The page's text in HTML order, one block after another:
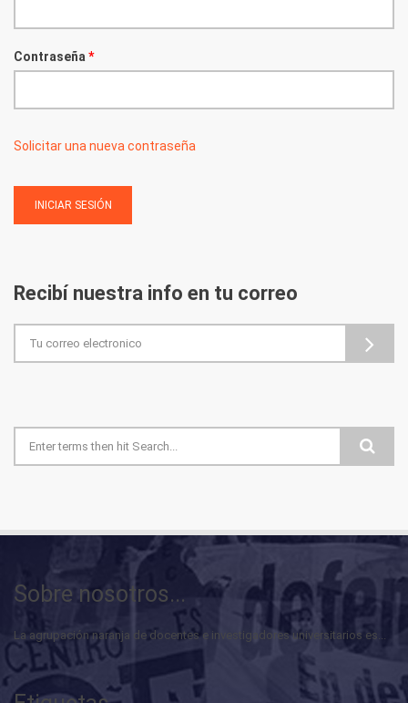
Contraseña *
Solicitar una nueva contraseña
Recibí nuestra info en tu correo
Formulario de búsqueda
Sobre nosotros...
La agrupación naranja de docentes e investigadores universitarios es...